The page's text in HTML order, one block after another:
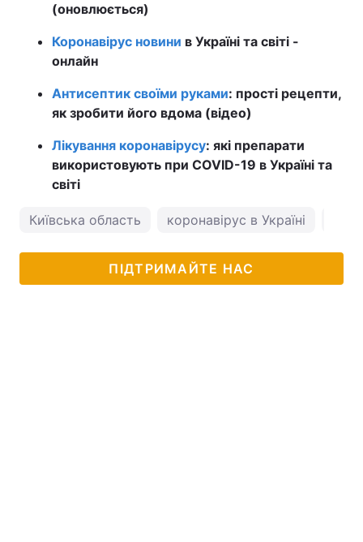
(оновлюється)
Коронавірус новини в Україні та світі -
онлайн
Антисептик своїми руками: прості рецепти,
як зробити його вдома (відео)
Лікування коронавірусу: які препарати
використовують при COVID-19 в Україні та
світі
Київська область коронавірус в Україні
ПІДТРИМАЙТЕ НАС